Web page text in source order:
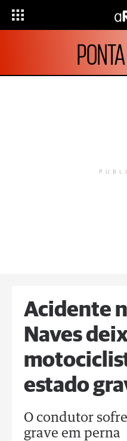
Acidente
Naves
estado
O condutor
grave em perna